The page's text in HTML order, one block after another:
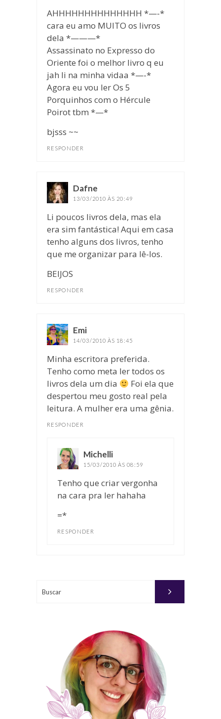
AHHHHHHHHHHHHHH *—-*
cara eu amo MUITO os livros
dela *———*
Assassinato no Expresso do
Oriente foi o melhor livro q eu
jah li na minha vidaa *—-*
Agora eu vou ler Os 5
Porquinhos com o Hércule
Poirot tbm *—*
bjsss ~~
RESPONDER
Dafne
13/03/2010 ÀS 20:49
Li poucos livros dela, mas ela
era sim fantástica! Aqui em casa
tenho alguns dos livros, tenho
que me organizar para lê-los.
BEIJOS
RESPONDER
Emi
14/03/2010 ÀS 18:45
Minha escritora preferida.
Tenho como meta ler todos os
livros dela um dia
Foi ela que
despertou meu gosto real pela
leitura. A mulher era uma gênia.
RESPONDER
Michelli
15/03/2010 ÀS 08:59
Tenho que criar vergonha
na cara pra ler hahaha
=*
RESPONDER